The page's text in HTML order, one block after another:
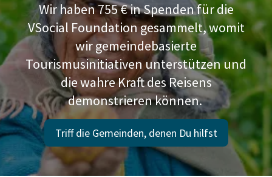
Wir haben 755 € in Spenden für die
VSocial Foundation gesammelt, womit
wir gemeindebasierte
Tourismusinitiativen unterstützen und
die wahre Kraft des Reisens
demonstrieren können.
Triff die Gemeinden, denen Du hilfst